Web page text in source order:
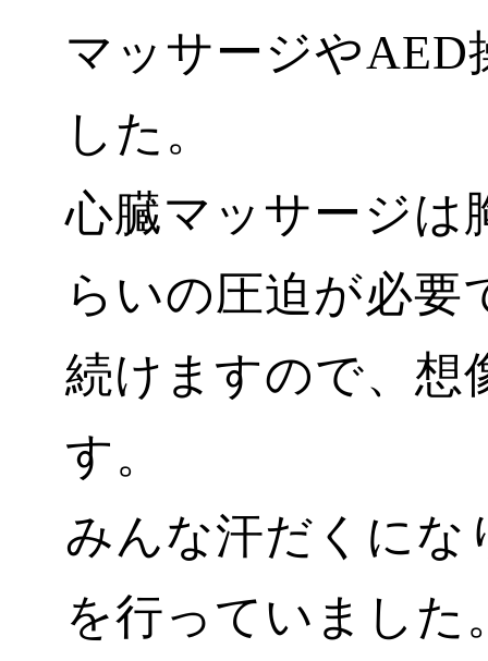
マッサージやAED
した。
心臓マッサージは
らいの圧迫が必要
続けますので、想
す。
みんな汗だくにな
を行っていました